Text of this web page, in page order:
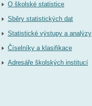
O školské statistice
Sběry statistických dat
Statistické výstupy a analýzy
Číselníky a klasifikace
Adresáře školských institucí